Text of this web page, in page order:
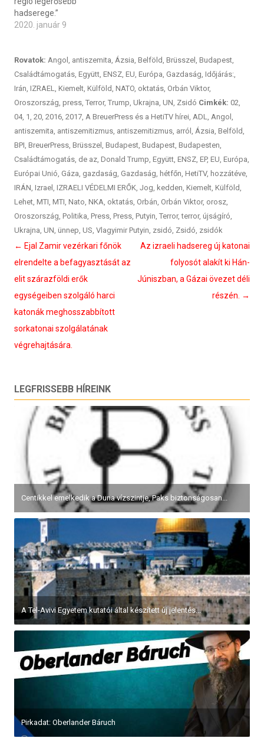
hadserege.”
2020. január 9
Rovatok: Angol , antiszemita, Ázsia, Belföld, Brüsszel , Budapest,
Családtámogatás, Együtt, ENSZ, EU, Európa, Gazdaság, Időjárás:,
Irán, IZRAEL, Kiemelt, Külföld, NATO, oktatás, Orbán Viktor,
Oroszország, press, Terror, Trump, Ukrajna, UN, Zsidó Cimkék: 02,
04, 1, 20, 2016, 2017, A BreuerPress és a HetiTV hírei, ADL, Angol ,
antiszemita, antiszemitizmus, antiszemitizmus, arról , Ázsia, Belföld,
BPI, BreuerPress, Brüsszel , Budapest, Budapest, Budapesten,
Családtámogatás, de az, Donald Trump, Együtt, ENSZ, EP, EU, Európa,
Európai Unió, Gáza, gazdaság, Gazdaság, hétfőn, HetiTV, hozzátéve,
IRÁN, Izrael , IZRAELI VÉDELMI ERŐK, Jog, kedden, Kiemelt, Külföld,
Lehet, MTI, MTI, Nato, NKA, oktatás, Orbán, Orbán Viktor, orosz,
Oroszország, Politika, Press, Press, Putyin, Terror,terror, újságíró,
Ukrajna, UN, ünnep, US, Vlagyimir Putyin, zsidó, Zsidó, zsidók
Bejegyzés
navigáció
← Ejal Zamir vezérkari főnök
elrendelte a befagyasztását az
elit szárazföldi erők
egységeiben szolgáló harci
katonák meghosszabbított
sorkatonai szolgálatának
végrehajtására.
Az izraeli hadsereg új katonai
folyosót alakít ki Hán-
Júniszban, a Gázai övezet déli
részén. →
LEGFRISSEBB HÍREINK
Pirkadat: Seres Attila – A hét értékelése
Pirkadat: Balázs Péter – Mestertervek, vagy...